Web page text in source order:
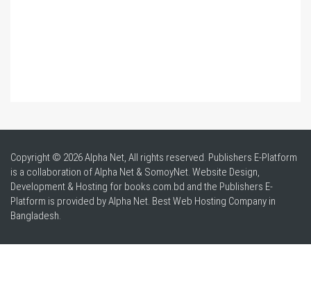
Copyright © 2026 Alpha Net, All rights reserved. Publishers E-Platform
is a collaboration of Alpha Net & SomoyNet. Website Design,
Development & Hosting for books.com.bd and the Publishers E-
Platform is provided by Alpha Net. BestWeb Hosting Company in
Bangladesh.